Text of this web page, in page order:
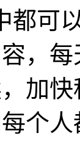
都可
，
加
个